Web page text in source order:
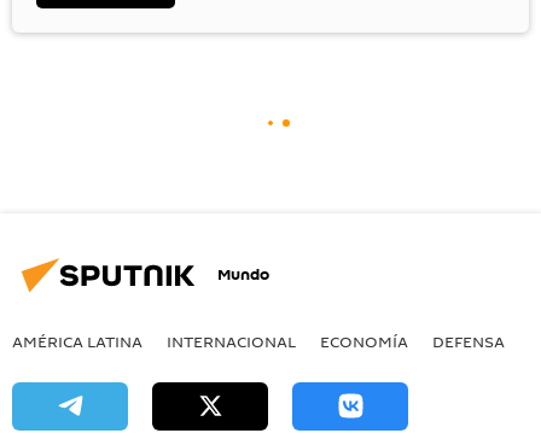
Mundo
AMÉRICA LATINA INTERNACIONAL ECONOMÍA DEFENSA